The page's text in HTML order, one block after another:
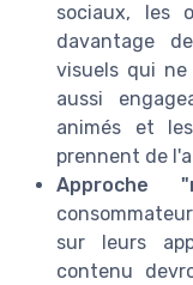
sociaux, les
davantage
visuels qui
aussi
animés et
prennent de
Approche
sur leurs
contenu